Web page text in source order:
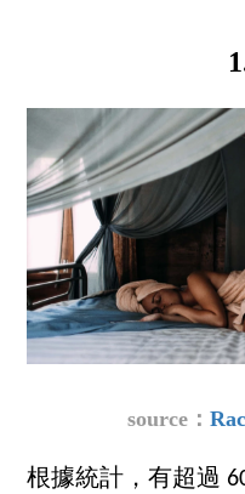
source：
根據統計，有超過